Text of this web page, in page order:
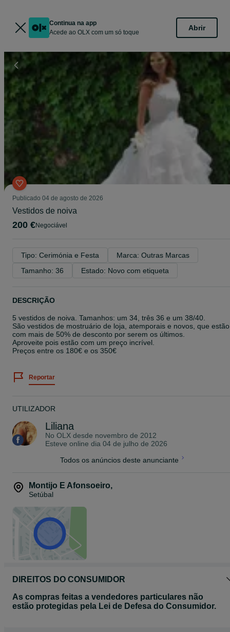
Continua na app
Acede ao OLX com um só toque
Abrir
Publicado 04 de agosto de 2026
Vestidos de noiva
200 € Negociável
Tipo: Cerimónia e Festa
Marca: Outras Marcas
Tamanho: 36
Estado: Novo com etiqueta
DESCRIÇÃO
5 vestidos de noiva. Tamanhos: um 34, três 36 e um 38/40.
São vestidos de mostruário de loja, atemporais e novos, que estão
com mais de 50% de desconto por serem os últimos.
Aproveite pois estão com um preço incrível.
Preços entre os 180€ e os 350€
Reportar
UTILIZADOR
Liliana
No OLX desde novembro de 2012
Esteve online dia 04 de julho de 2026
Todos os anúncios deste anunciante
Montijo E Afonsoeiro,
Setúbal
DIREITOS DO CONSUMIDOR
As compras feitas a vendedores particulares não
estão protegidas pela Lei de Defesa do Consumidor.